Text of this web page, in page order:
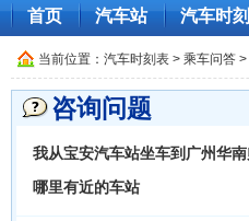
首页 汽车站 汽车时
当前位置： 汽车时刻表 > 乘车问答
咨询问题
我从宝安汽车站坐车到广州华
哪里有近的车站